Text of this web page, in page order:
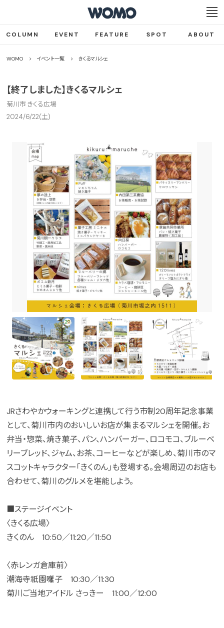
COLUMN EVENT FEATURE SPOT ABOUT
WOMO イベント一覧 きくるマルシェ
【終了しました】きくるマルシェ
菊川市 きくる広場
2024/6/22(土)
JRさわやかウォーキングと連携して行う市制20周年記念事業
として、菊川市内のおいしいお店が集まるマルシェを開催。お
弁当・惣菜、焼き菓子、パン、ハンバーガー、ロコモコ、ブルーベ
リーブレッド、ジャム、お茶、コーヒーなどが楽しめ、菊川市のマ
スコットキャラクター「きくのん」も登場する。会場周辺のお店も
合わせて、菊川のグルメを堪能しよう。
■ステージイベント
〈きくる広場〉
きくのん 10:50／11:20／11:50
〈赤レンガ倉庫前〉
潮海寺祇園囃子 10:30／11:30
菊川ご当地アイドル さっきー 11:00／12:00